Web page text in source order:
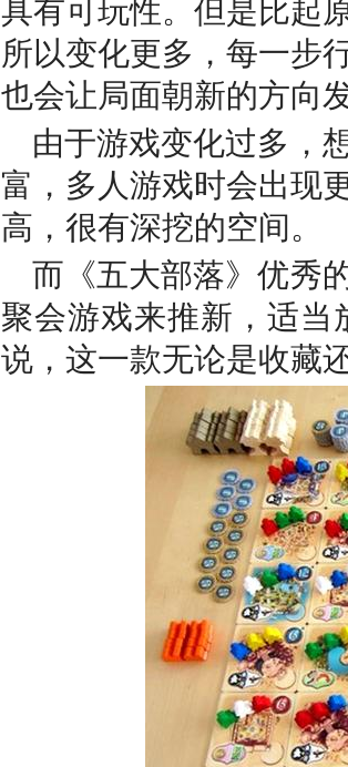
具有可玩性。但是比起
所以变化更多，每一步
也会让局面朝新的方向
由于游戏变化过多，
富，多人游戏时会出现
高，很有深挖的空间。
而《五大部落》优秀
聚会游戏来推新，适
说，这一款无论是收藏